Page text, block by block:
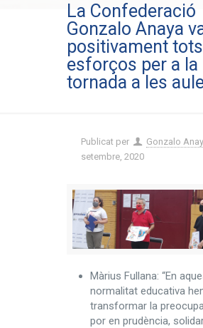
La Confederació
Gonzalo Anaya
positivament
esforços per a la
tornada a les
Publicat per Gonzalo
setembre, 2020
Màrius Fullana: “En
normalitat educativa
transformar la
por en prudència,